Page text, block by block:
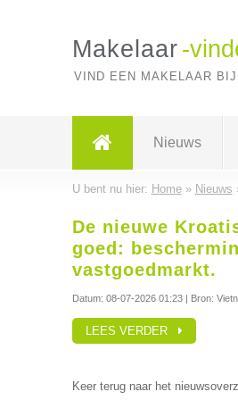
Makelaar -
VIND EEN MAKELAAR
Nieuws
U bent nu hier: Home» Nieuws
De nieuwe
goed:
vastgoedmarkt.
Datum: 08-07-2026 01:23| Bron:
LEES VERDER
Keer terug naar het